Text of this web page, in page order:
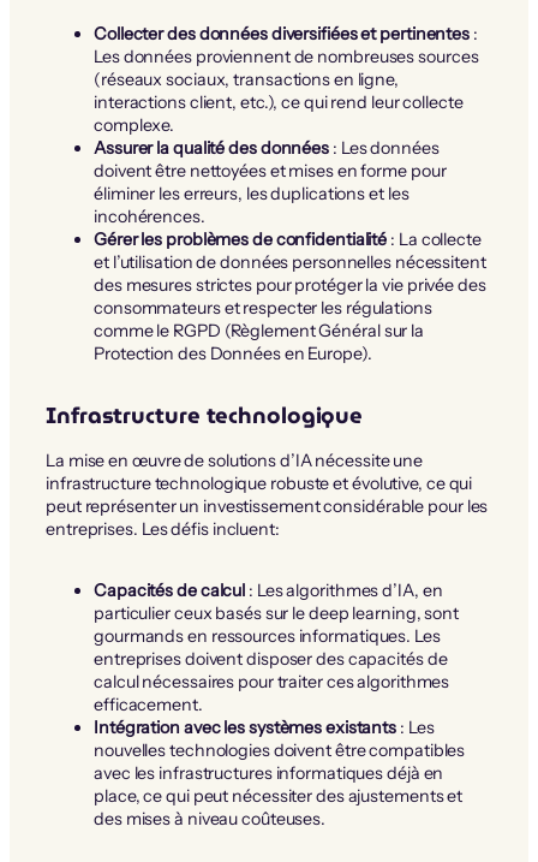
Collecter des données diversifiées et pertinentes :
Les données proviennent de nombreuses sources
(réseaux sociaux, transactions en ligne,
interactions client, etc.), ce qui rend leur collecte
complexe.
Assurer la qualité des données : Les données
doivent être nettoyées et mises en forme pour
éliminer les erreurs, les duplications et les
incohérences.
Gérer les problèmes de confidentialité : La collecte
et l’utilisation de données personnelles nécessitent
des mesures strictes pour protéger la vie privée des
consommateurs et respecter les régulations
comme le RGPD (Règlement Général sur la
Protection des Données en Europe).
Infrastructure technologique
La mise en œuvre de solutions d’IA nécessite une
infrastructure technologique robuste et évolutive, ce qui
peut représenter un investissement considérable pour les
entreprises. Les défis incluent:
Capacités de calcul : Les algorithmes d’IA, en
particulier ceux basés sur le deep learning, sont
gourmands en ressources informatiques. Les
entreprises doivent disposer des capacités de
calcul nécessaires pour traiter ces algorithmes
efficacement.
Intégration avec les systèmes existants : Les
nouvelles technologies doivent être compatibles
avec les infrastructures informatiques déjà en
place, ce qui peut nécessiter des ajustements et
des mises à niveau coûteuses.